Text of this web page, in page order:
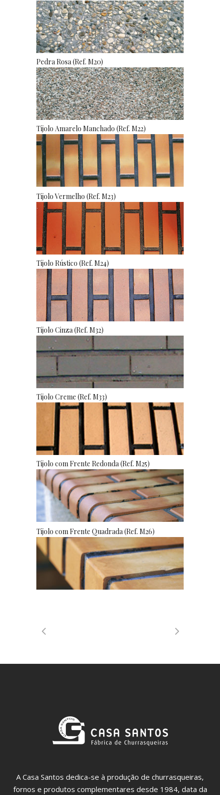
Pedra Rosa (Ref. M20)
Tijolo Amarelo Manchado (Ref. M22)
Tijolo Vermelho (Ref. M23)
Tijolo Rústico (Ref. M24)
Tijolo Cinza (Ref. M32)
Tijolo Creme (Ref. M33)
Tijolo com Frente Redonda (Ref. M25)
Tijolo com Frente Quadrada (Ref. M26)
A Casa Santos dedica-se à produção de churrasqueiras,
fornos e produtos complementares desde 1984, data da